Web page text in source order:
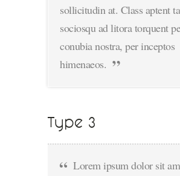
sollicitudin at. Class aptent
sociosqu ad litora torquent
conubia nostra, per inceptos
himenaeos.
Type 3
Lorem ipsum dolor sit